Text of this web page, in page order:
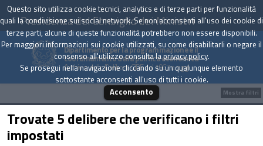
Presidenza del Consiglio dei Ministri
Dipartimento per la programmazione e il
coordinamento della politica economica
Archivio delle Delibere CIPE dal 1967 a oggi
Trovate 5 delibere che verificano i filtri
impostati
Mostra filtri
Questo sito utilizza cookie tecnici, analytics e di terze parti per funzionalità
quali la condivisione sui social network. Se non acconsenti all'uso dei cookie di
terze parti, alcune di queste funzionalità potrebbero non essere disponibili.
Per maggiori informazioni sui cookie utilizzati, su come disabilitarli o negare il
consenso all'utilizzo consulta laprivacy policy.
Se prosegui nella navigazione cliccando su un qualunque elemento
sottostante acconsenti all'uso di tutti i cookie.
Acconsento